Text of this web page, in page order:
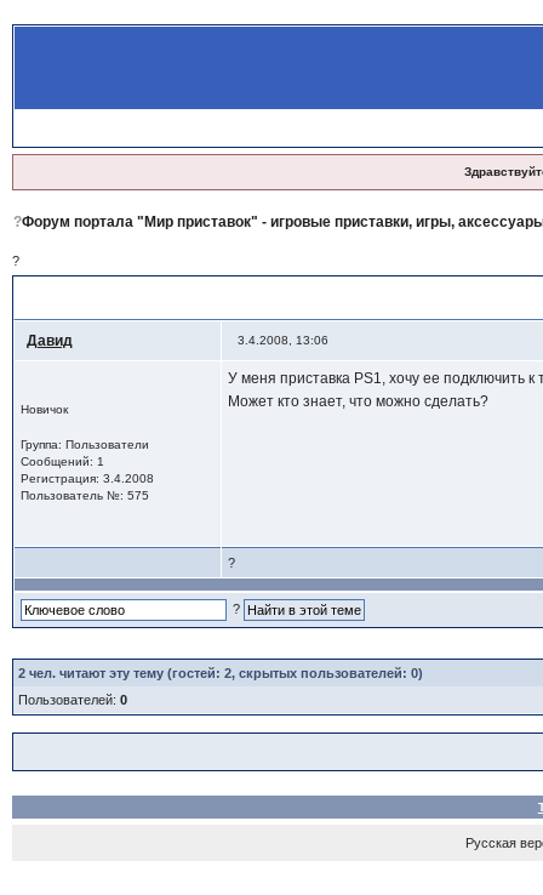
?Форум портала "Мир приставок" - игровые приставки, игры,
?
Давид 3.4.2008, 13:06
Новичок
Группа: Пользователи
Сообщений: 1
Регистрация: 3.4.2008
Пользователь №: 575
У меня приставка PS1, хочу ее подключить к
Может кто знает, что можно сделать?
?
?
2чел. читают эту тему (гостей: 2, скрытых пользователей: 0)
Пользователей: 0
Русская